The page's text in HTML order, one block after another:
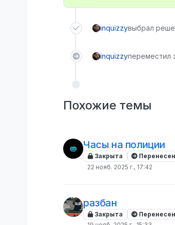
inquizzyвыбрал
inquizzyпереместил
Похожие темы
Часы на полиции
Закрыта
22 нояб. 2025 г., 17:42
разбан
Закрыта